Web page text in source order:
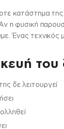
κατάστημα
η φυσική
Ένας τεχνικός
του
δε λειτουργεί